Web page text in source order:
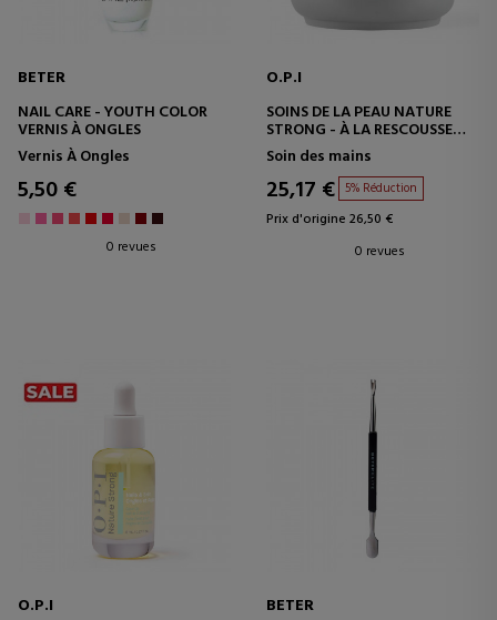
BETER
NAIL CARE - YOUTH COLOR
VERNIS À ONGLES
Vernis À Ongles
5,50 €
0 revues
O.P.I
SOINS DE LA PEAU NATURE
STRONG - À LA RESCOUSSE
PENDANT LA NUIT
BAUME RÉPARATEUR POUR
CUTICULES
Soin des mains
25,17 € 5% Réduction
Prix d'origine 26,50 €
0 revues
O.P.I
BETER